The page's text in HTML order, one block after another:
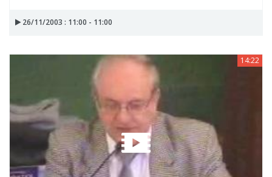
26/11/2003 : 11:00 - 11:00
14:22